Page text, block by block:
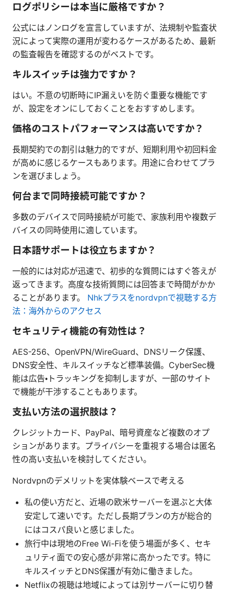
ログポリシーは本当に厳格ですか？
公式にはノンログを宣言していますが、法規制や監査状
況によって実際の運用が変わるケースがあるため、最新
の監査報告を確認するのがベストです。
キルスイッチは強力ですか？
はい。不意の切断時にIP漏えいを防ぐ重要な機能です
が、設定をオンにしておくことをおすすめします。
価格のコストパフォーマンスは高いですか？
長期契約での割引は魅力的ですが、短期利用や初回料金
が高めに感じるケースもあります。用途に合わせてプラ
ンを選びましょう。
何台まで同時接続可能ですか？
多数のデバイスで同時接続が可能で、家族利用や複数デ
バイスの同時使用に適しています。
日本語サポートは役立ちますか？
一般的には対応が迅速で、初歩的な質問にはすぐ答えが
返ってきます。高度な技術質問には回答まで時間がかか
ることがあります。 Nhkプラスをnordvpnで視聴する方
法：海外からのアクセス
セキュリティ機能の有効性は？
AES-256、OpenVPN/WireGuard、DNSリーク保護、
DNS安全性、キルスイッチなど標準装備。CyberSec機
能は広告・トラッキングを抑制しますが、一部のサイト
で機能が干渉することもあります。
支払い方法の選択肢は？
クレジットカード、PayPal、暗号資産など複数のオプ
ションがあります。プライバシーを重視する場合は匿名
性の高い支払いを検討してください。
Nordvpnのデメリットを実体験ベースで考える
私の使い方だと、近場の欧米サーバーを選ぶと大体
安定して速いです。ただし長期プランの方が総合的
にはコスパ良いと感じました。
旅行中は現地のFree Wi-Fiを使う場面が多く、セキ
ュリティ面での安心感が非常に高かったです。特に
キルスイッチとDNS保護が有効に働きました。
Netflixの視聴は地域によっては別サーバーに切り替